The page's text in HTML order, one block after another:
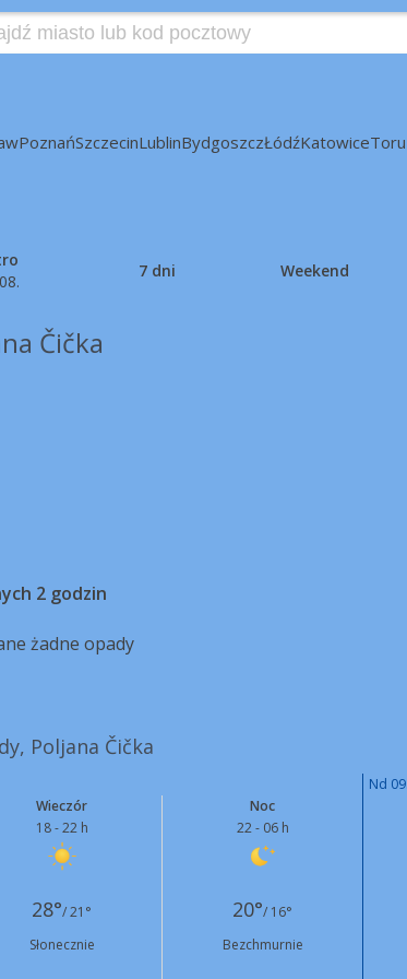
PoznańSzczecinLublinBydgoszczŁódźKatowice
7 dni Weekend
Čička
2 godzin
żadne opady
Poljana Čička
Nd
Wieczór
18 - 22 h
Noc
22 - 06 h
28°/ 21° 20°/ 16°
Słonecznie Bezchmurnie